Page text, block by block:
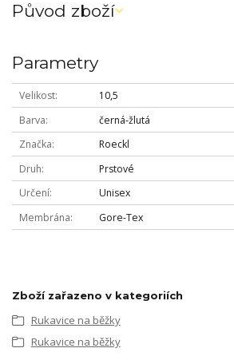
Původ zboží
Parametry
Velikost
10,5
Barva
černá-žlutá
Značka
Roeckl
Druh
Prstové
Určení
Unisex
Membrána
Gore-Tex
Zboží zařazeno v kategoriích
Rukavice na běžky
Rukavice na běžky